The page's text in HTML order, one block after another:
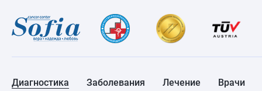
Диагностика Заболевания Лечение Врачи